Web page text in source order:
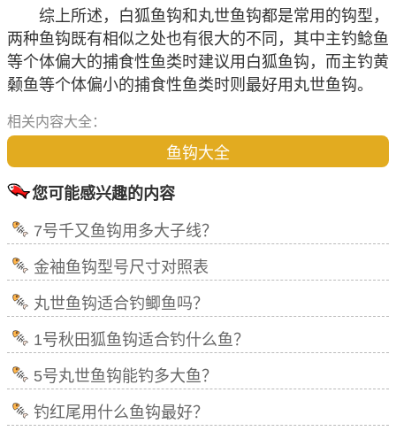
综上所述，白狐鱼钩和丸世鱼钩都是常用的钩型，
两种鱼钩既有相似之处也有很大的不同，其中主钓鲶鱼
等个体偏大的捕食性鱼类时建议用白狐鱼钩，而主钓黄
颡鱼等个体偏小的捕食性鱼类时则最好用丸世鱼钩。
相关内容大全：
鱼钩大全
您可能感兴趣的内容
7号千又鱼钩用多大子线？
金袖鱼钩型号尺寸对照表
丸世鱼钩适合钓鲫鱼吗？
1号秋田狐鱼钩适合钓什么鱼？
5号丸世鱼钩能钓多大鱼？
钓红尾用什么鱼钩最好？